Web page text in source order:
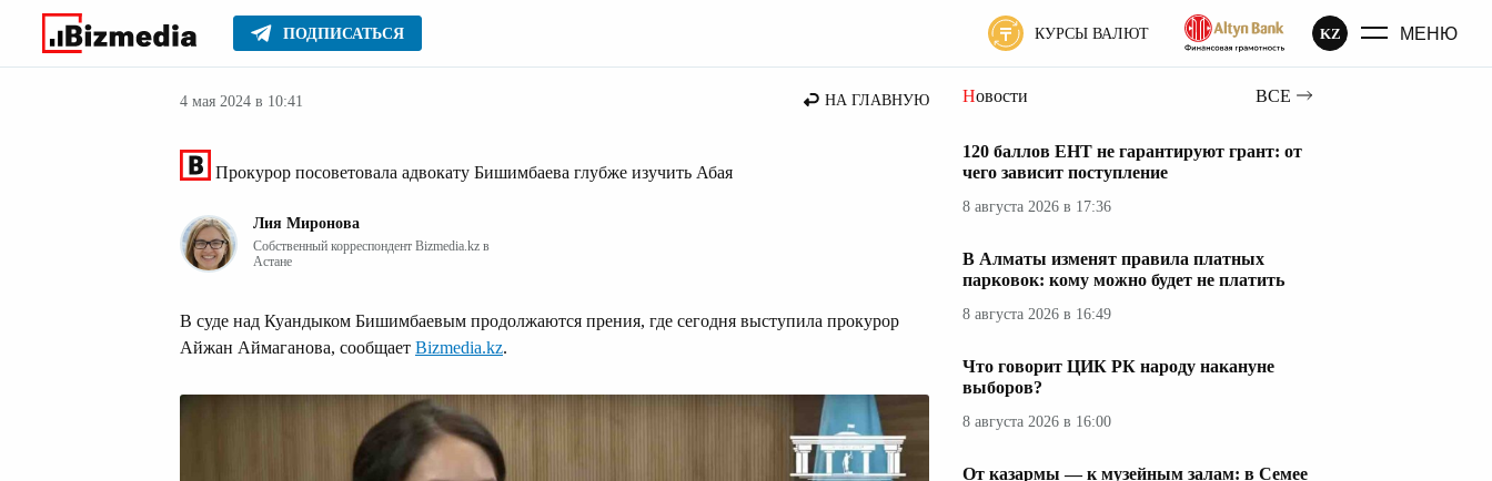
ПОДПИСАТЬСЯ КУРСЫ ВАЛЮТ KZ МЕНЮ
Главное Новости Новости Казахстана
4 мая 2024 в 10:41 НА ГЛАВНУЮ
Прокурор посоветовала адвокату Бишимбаева глубже изучить Абая
Лия Миронова
Собственный корреспондент Bizmedia.kz в
Астане
В суде над Куандыком Бишимбаевым продолжаются прения, где сегодня выступила прокурор
Айжан Аймаганова, сообщает Bizmedia.kz.
Новости ВСЕ
120 баллов ЕНТ не гарантируют грант: от
чего зависит поступление
8 августа 2026 в 17:36
В Алматы изменят правила платных
парковок: кому можно будет не платить
8 августа 2026 в 16:49
Что говорит ЦИК РК народу накануне
выборов?
8 августа 2026 в 16:00
От казармы — к музейным залам: в Семее